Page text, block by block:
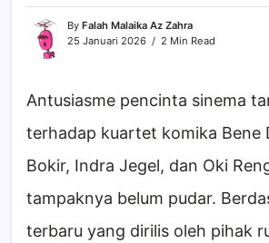
By Falah Malaika Az Zahra
25 Januari 2026
2 Min Read
Antusiasme pencinta sinema
terhadap kuartet komika Bene
Bokir, Indra Jegel, dan Oki
tampaknya belum pudar.
terbaru yang dirilis oleh pihak